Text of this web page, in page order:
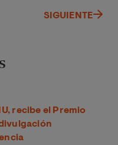
SIGUIENTE
recibe el Premio